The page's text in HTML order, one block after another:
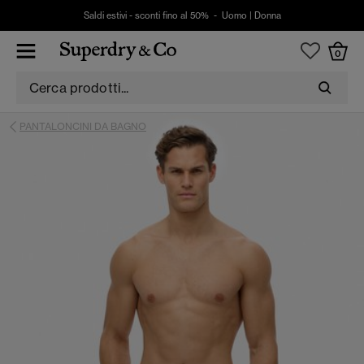
Saldi estivi - sconti fino al 50% - Uomo Donna
0
PANTALONCINI DA BAGNO